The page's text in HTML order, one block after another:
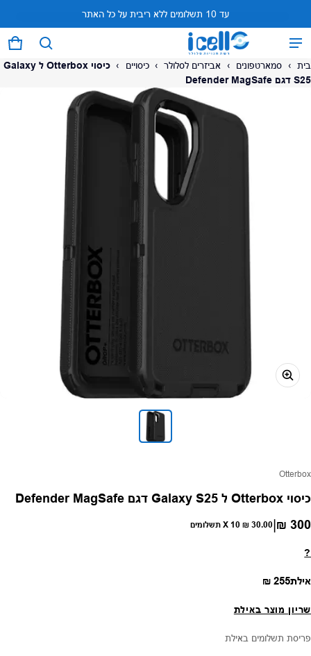
עד 10 תשלומים ללא ריבית על כל האתר
0 פריטים
המוצר נוסף לעגלה
צפה בעגלה ()
לתשלום
בית › סמארטפונים › אביזרים לסלולר › כיסויים ›
כיסוי Otterbox ל Galaxy
S25 דגם Defender MagSafe
ספק:
Otterbox
כיסוי Otterbox ל Galaxy S25 דגם Defender MagSafe
מחיר רגיל
300 ₪
|
30.00 ₪ X 10 תשלומים
?
אילתמחיר רגיל
255 ₪
שריון מוצר באילת
פריסת תשלומים באילת
על המוצר